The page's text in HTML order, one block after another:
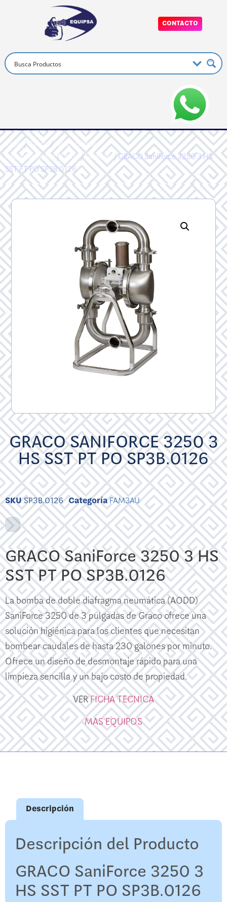
CONTACTO
Inicio/Graco/Aplicación de
Recubrimientos/Otros/FAM3AU/ GRACO SaniForce 3250 3 HS
SST PT PO SP3B.0126
GRACO SANIFORCE 3250 3
HS SST PT PO SP3B.0126
SKUSP3B.0126 CategoríaFAM3AU
GRACO SaniForce 3250 3 HS
SST PT PO SP3B.0126
La bomba de doble diafragma neumática (AODD)
SaniForce 3250 de 3 pulgadas de Graco ofrece una
solución higiénica para los clientes que necesitan
bombear caudales de hasta 230 galones por minuto.
Ofrece un diseño de desmontaje rápido para una
limpieza sencilla y un bajo costo de propiedad.
VERFICHA TECNICA
MAS EQUIPOS
Descripción
Descripción del Producto
GRACO SaniForce 3250 3
HS SST PT PO SP3B.0126